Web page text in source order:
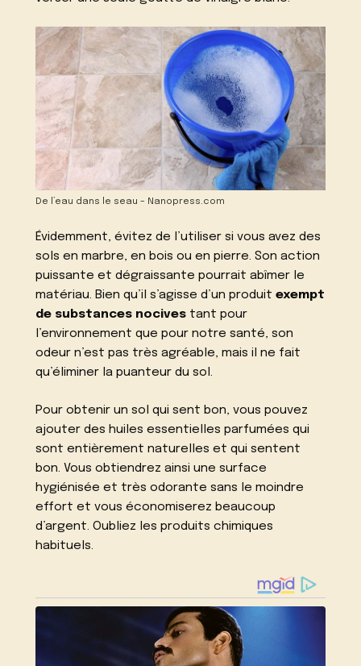
De l’eau dans le seau – Nanopress.com
Évidemment, évitez de l’utiliser si vous avez des
sols en marbre, en bois ou en pierre. Son action
puissante et dégraissante pourrait abîmer le
matériau. Bien qu’il s’agisse d’un produit exempt
de substances nocives tant pour
l’environnement que pour notre santé, son
odeur n’est pas très agréable, mais il ne fait
qu’éliminer la puanteur du sol.
Pour obtenir un sol qui sent bon, vous pouvez
ajouter des huiles essentielles parfumées qui
sont entièrement naturelles et qui sentent
bon. Vous obtiendrez ainsi une surface
hygiénisée et très odorante sans le moindre
effort et vous économiserez beaucoup
d’argent. Oubliez les produits chimiques
habituels.